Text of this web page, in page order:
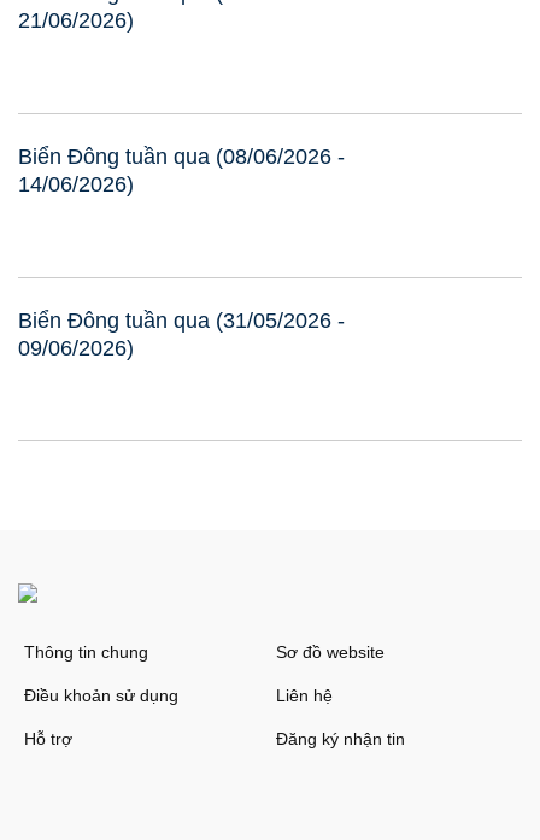
21/06/2026)
Biển Đông tuần qua (08/06/2026 -
14/06/2026)
Biển Đông tuần qua (31/05/2026 -
09/06/2026)
Thông tin chung Sơ đồ website
Điều khoản sử dụng Liên hệ
Hỗ trợ Đăng ký nhận tin